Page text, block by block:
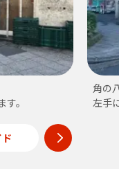
。
角の
左手